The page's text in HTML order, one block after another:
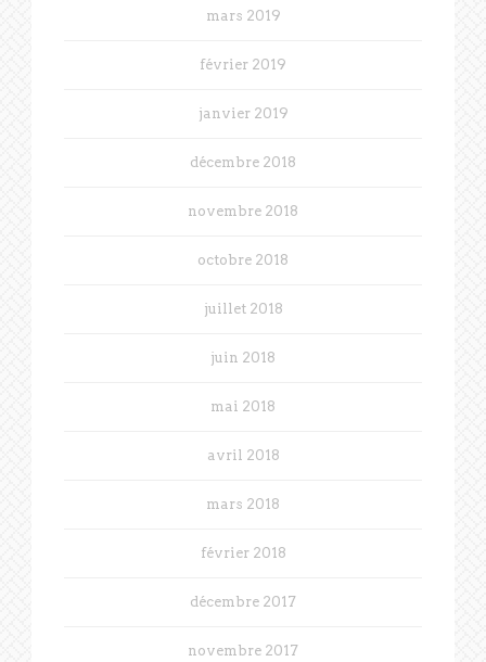
mars 2019
février 2019
janvier 2019
décembre 2018
novembre 2018
octobre 2018
juillet 2018
juin 2018
mai 2018
avril 2018
mars 2018
février 2018
décembre 2017
novembre 2017